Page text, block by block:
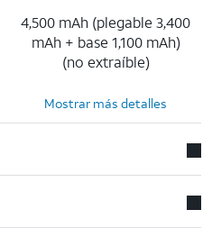
4,500 mAh (plegable 3,400
mAh + base 1,100 mAh)
(no extraíble)
Mostrar más detalles